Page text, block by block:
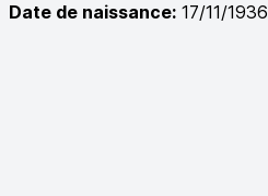
Date de naissance: 17/11/1936